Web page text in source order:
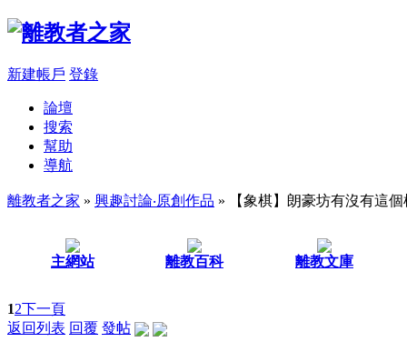
新建帳戶 登錄
論壇
搜索
幫助
導航
離教者之家 » 興趣討論‧原創作品 » 【象棋】朗豪坊有沒有這
主網站 離教百科 離教文庫
12下一頁
返回列表 回覆 發帖